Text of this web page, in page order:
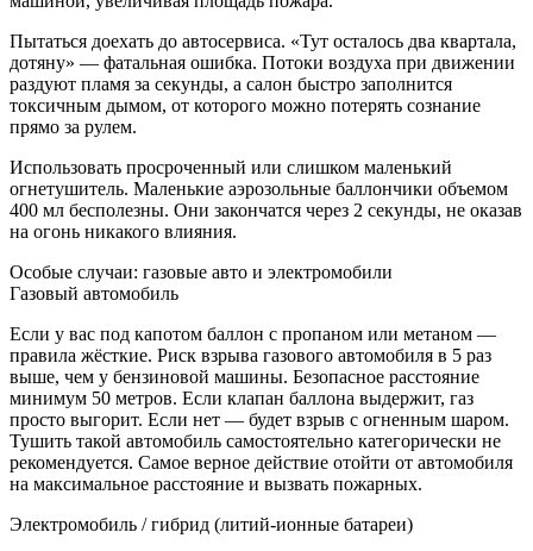
Пытаться доехать до автосервиса. «Тут осталось два квартала,
дотяну» — фатальная ошибка. Потоки воздуха при движении
раздуют пламя за секунды, а салон быстро заполнится
токсичным дымом, от которого можно потерять сознание
прямо за рулем.
Использовать просроченный или слишком маленький
огнетушитель. Маленькие аэрозольные баллончики объемом
400 мл бесполезны. Они закончатся через 2 секунды, не оказав
на огонь никакого влияния.
Особые случаи: газовые авто и электромобили
Газовый автомобиль
Если у вас под капотом баллон с пропаном или метаном —
правила жёсткие. Риск взрыва газового автомобиля в 5 раз
выше, чем у бензиновой машины. Безопасное расстояние
минимум 50 метров. Если клапан баллона выдержит, газ
просто выгорит. Если нет — будет взрыв с огненным шаром.
Тушить такой автомобиль самостоятельно категорически не
рекомендуется. Самое верное действие отойти от автомобиля
на максимальное расстояние и вызвать пожарных.
Электромобиль / гибрид (литий-ионные батареи)